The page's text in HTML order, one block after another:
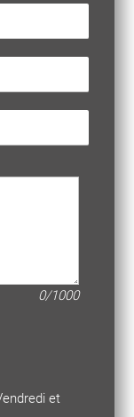
0/1000
et